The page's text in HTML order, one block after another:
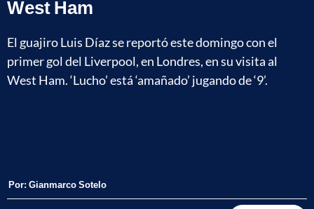
West Ham
El guajiro Luis Díaz se reportó este domingo con el
primer gol del Liverpool, en Londres, en su visita al
West Ham. ‘Lucho’ está ‘amañado’ jugando de ‘9’.
Por: Gianmarco Sotelo